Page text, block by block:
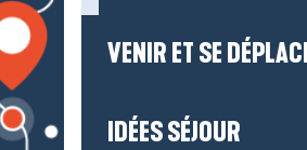
VENIR ET SE
IDÉES SÉJOUR